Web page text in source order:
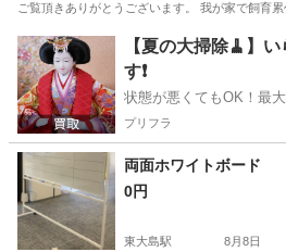
ご覧頂きありがとうございます。 我が家で飼育
東京 羽村市 東福生駅 その他
【夏の大掃除🧹】
す❗️
状態が悪くてもOK！最
プリフラ
両面ホワイトボード
0円
東大島駅 8月8日